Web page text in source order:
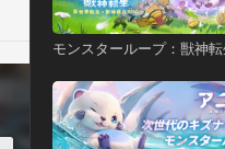
モンスターループ：獣神転